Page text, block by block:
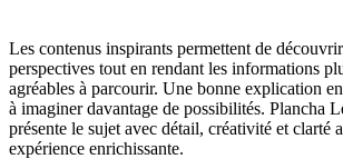
Les contenus inspirants permettent de
perspectives tout en rendant les informations
agréables à parcourir. Une bonne explication
à imaginer davantage de possibilités. Plancha
présente le sujet avec détail, créativité et clarté
expérience enrichissante.